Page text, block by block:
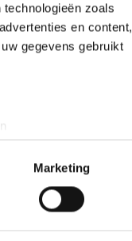
zoals
en content,
gegevens gebruikt
in. U kunt uw
Marketing